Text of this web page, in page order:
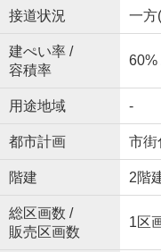
接道状況 一方
建ぺい率 /
容積率
60%
用途地域 -
都市計画 市街
階建 2階
総区画数 /
販売区画数
1区